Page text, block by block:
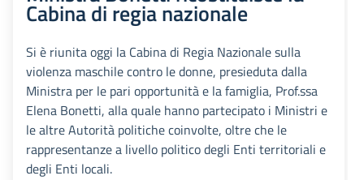
Cabina di regia nazionale
Si è riunita oggi la Cabina di Regia Nazionale sulla
violenza maschile contro le donne, presieduta dalla
Ministra per le pari opportunità e la famiglia, Prof.ssa
Elena Bonetti, alla quale hanno partecipato i Ministri e
le altre Autorità politiche coinvolte, oltre che le
rappresentanze a livello politico degli Enti territoriali e
degli Enti locali.